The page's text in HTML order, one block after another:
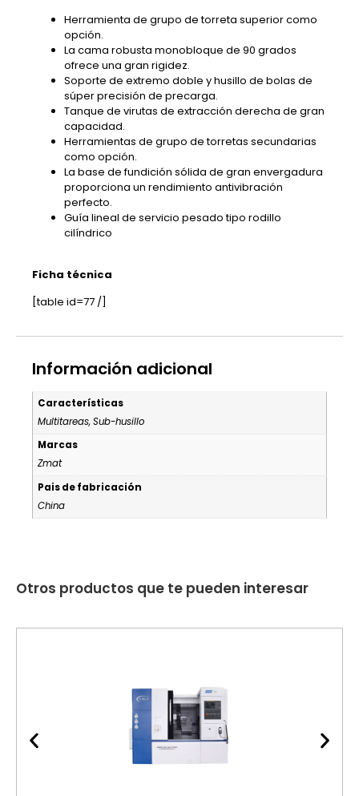
Herramienta de grupo de torreta superior como
opción.
La cama robusta monobloque de 90 grados
ofrece una gran rigidez.
Soporte de extremo doble y husillo de bolas de
súper precisión de precarga.
Tanque de virutas de extracción derecha de gran
capacidad.
Herramientas de grupo de torretas secundarias
como opción.
La base de fundición sólida de gran envergadura
proporciona un rendimiento antivibración
perfecto.
Guía lineal de servicio pesado tipo rodillo
cilíndrico
Ficha técnica
[table id=77 /]
Información adicional
Características
Multitareas, Sub-husillo
Marcas
Zmat
Pais de fabricación
China
Otros productos que te pueden interesar